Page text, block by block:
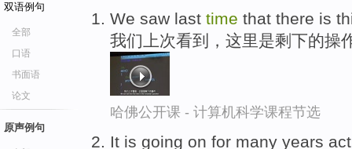
双语例句
全部
口语
书面语
论文
原声例句
We saw last time that there is
我们上次看到，这里是剩下的操
哈佛公开课 - 计算机科学课程节选
It is going on for many years